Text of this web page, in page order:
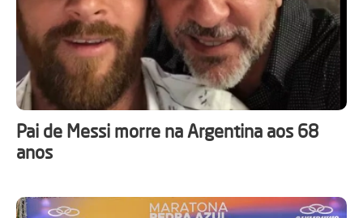
Pai de Messi morre na Argentina aos 68
anos